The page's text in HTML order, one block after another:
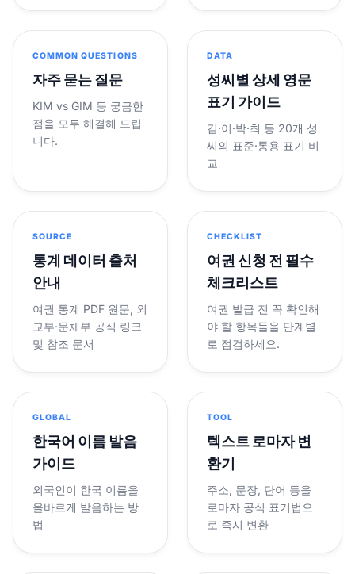
COMMON QUESTIONS
자주 묻는 질문
KIM vs GIM 등 궁금한
점을 모두 해결해 드립
니다.
DATA
성씨별 상세 영문
표기 가이드
김·이·박·최 등 20개 성
씨의 표준·통용 표기 비
교
SOURCE
통계 데이터 출처
안내
여권 통계 PDF 원문, 외
교부·문체부 공식 링크
및 참조 문서
CHECKLIST
여권 신청 전 필수
체크리스트
여권 발급 전 꼭 확인해
야 할 항목들을 단계별
로 점검하세요.
GLOBAL
한국어 이름 발음
가이드
외국인이 한국 이름을
올바르게 발음하는 방
법
TOOL
텍스트 로마자 변
환기
주소, 문장, 단어 등을
로마자 공식 표기법으
로 즉시 변환